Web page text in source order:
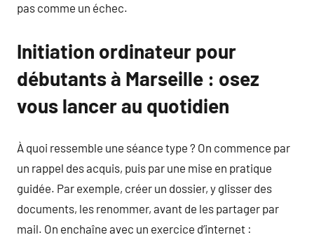
pas comme un échec.
Initiation ordinateur pour
débutants à Marseille : osez
vous lancer au quotidien
À quoi ressemble une séance type ? On commence par
un rappel des acquis, puis par une mise en pratique
guidée. Par exemple, créer un dossier, y glisser des
documents, les renommer, avant de les partager par
mail. On enchaîne avec un exercice d’internet :